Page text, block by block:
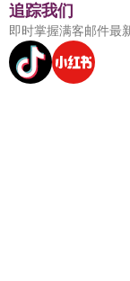
追踪我们
即时掌握满客邮件最